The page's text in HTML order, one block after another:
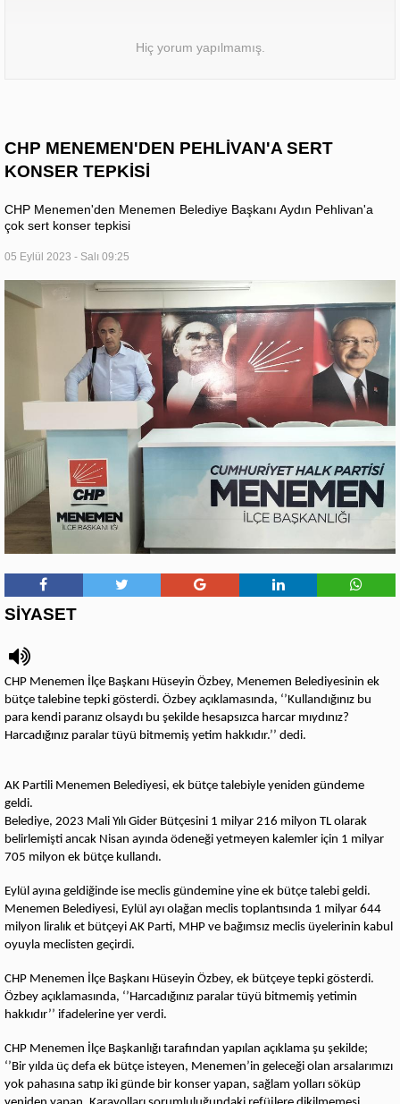
Hiç yorum yapılmamış.
CHP MENEMEN'DEN PEHLİVAN'A SERT
KONSER TEPKİSİ
CHP Menemen'den Menemen Belediye Başkanı Aydın Pehlivan'a
çok sert konser tepkisi
05 Eylül 2023 - Salı 09:25
SİYASET
CHP Menemen İlçe Başkanı Hüseyin Özbey, Menemen Belediyesinin ek
bütçe talebine tepki gösterdi. Özbey açıklamasında, ‘’Kullandığınız bu
para kendi paranız olsaydı bu şekilde hesapsızca harcar mıydınız?
Harcadığınız paralar tüyü bitmemiş yetim hakkıdır.’’ dedi.
AK Partili Menemen Belediyesi, ek bütçe talebiyle yeniden gündeme
geldi.
Belediye, 2023 Mali Yılı Gider Bütçesini 1 milyar 216 milyon TL olarak
belirlemişti ancak Nisan ayında ödeneği yetmeyen kalemler için 1 milyar
705 milyon ek bütçe kullandı.
Eylül ayına geldiğinde ise meclis gündemine yine ek bütçe talebi geldi.
Menemen Belediyesi, Eylül ayı olağan meclis toplantısında 1 milyar 644
milyon liralık et bütçeyi AK Parti, MHP ve bağımsız meclis üyelerinin kabul
oyuyla meclisten geçirdi.
CHP Menemen İlçe Başkanı Hüseyin Özbey, ek bütçeye tepki gösterdi.
Özbey açıklamasında, ‘’Harcadığınız paralar tüyü bitmemiş yetimin
hakkıdır’’ ifadelerine yer verdi.
CHP Menemen İlçe Başkanlığı tarafından yapılan açıklama şu şekilde;
‘’Bir yılda üç defa ek bütçe isteyen, Menemen’in geleceği olan arsalarımızı
yok pahasına satıp iki günde bir konser yapan, sağlam yolları söküp